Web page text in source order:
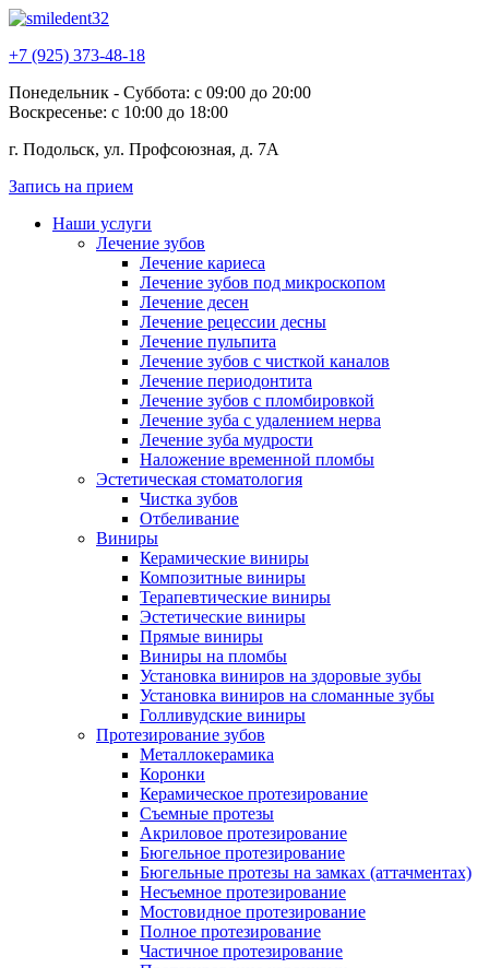
+7 (925) 373-48-18
Понедельник - Суббота: с 09:00 до 20:00
Воскресенье: с 10:00 до 18:00
г. Подольск, ул. Профсоюзная, д. 7А
Запись на прием
Наши услуги
Лечение зубов
Лечение кариеса
Лечение зубов под микроскопом
Лечение десен
Лечение рецессии десны
Лечение пульпита
Лечение зубов с чисткой каналов
Лечение периодонтита
Лечение зубов с пломбировкой
Лечение зуба с удалением нерва
Лечение зуба мудрости
Наложение временной пломбы
Эстетическая стоматология
Чистка зубов
Отбеливание
Виниры
Керамические виниры
Композитные виниры
Терапевтические виниры
Эстетические виниры
Прямые виниры
Виниры на пломбы
Установка виниров на здоровые зубы
Установка виниров на сломанные зубы
Голливудские виниры
Протезирование зубов
Металлокерамика
Коронки
Керамическое протезирование
Съемные протезы
Акриловое протезирование
Бюгельное протезирование
Бюгельные протезы на замках (аттачментах)
Несъемное протезирование
Мостовидное протезирование
Полное протезирование
Частичное протезирование